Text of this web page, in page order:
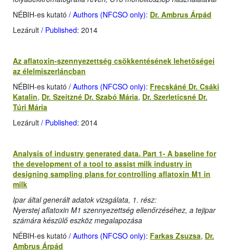
NÉBIH-es kutató / Authors (NFCSO only): Dr. Ambrus Árpád
Lezárult / Published: 2014
Az aflatoxin-szennyezettség csökkentésének lehetőségei
az élelmiszerláncban
NÉBIH-es kutató / Authors (NFCSO only): Frecskáné Dr. Csáki
Katalin, Dr. Szeitzné Dr. Szabó Mária, Dr. Szerleticsné Dr.
Túri Mária
Lezárult / Published: 2014
Analysis of industry generated data. Part 1- A baseline for
the development of a tool to assist milk industry in
designing sampling plans for controlling aflatoxin M1 in
milk
Ipar által generált adatok vizsgálata, 1. rész:
Nyerstej aflatoxin M1 szennyezettség ellenőrzéséhez, a tejipar
számára készülő eszköz megalapozása
NÉBIH-es kutató / Authors (NFCSO only): Farkas Zsuzsa, Dr.
Ambrus Árpád